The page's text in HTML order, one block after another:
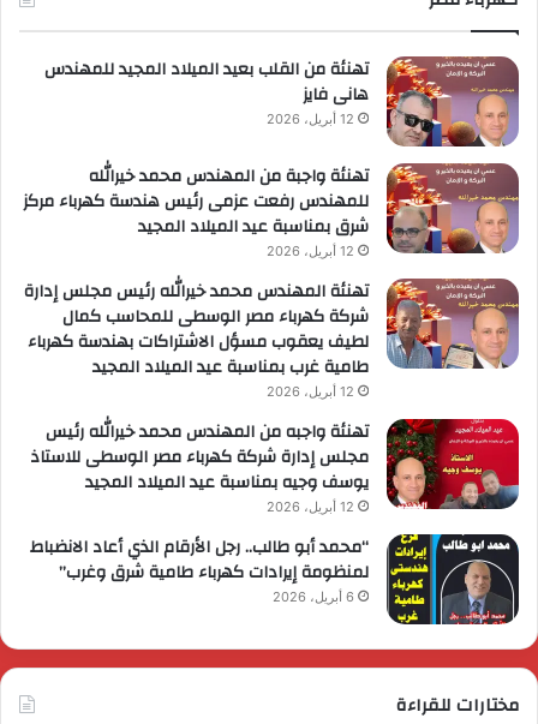
تهنئة من القلب بعيد الميلاد المجيد للمهندس
هانى فايز
12 أبريل، 2026
تهنئة واجبة من المهندس محمد خيرالله
للمهندس رفعت عزمى رئيس هندسة كهرباء مركز
شرق بمناسبة عيد الميلاد المجيد
12 أبريل، 2026
تهنئة المهندس محمد خيرالله رئيس مجلس إدارة
شركة كهرباء مصر الوسطى للمحاسب كمال
لطيف يعقوب مسؤل الاشتراكات بهندسة كهرباء
طامية غرب بمناسبة عيد الميلاد المجيد
12 أبريل، 2026
تهنئة واجبه من المهندس محمد خيرالله رئيس
مجلس إدارة شركة كهرباء مصر الوسطى للاستاذ
يوسف وجيه بمناسبة عيد الميلاد المجيد
12 أبريل، 2026
“محمد أبو طالب.. رجل الأرقام الذي أعاد الانضباط
لمنظومة إيرادات كهرباء طامية شرق وغرب”
6 أبريل، 2026
مختارات للقراءة